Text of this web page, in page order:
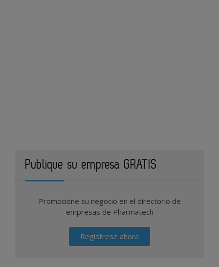
Publique su empresa GRATIS
Promocione su negocio en el directorio de
empresas de Pharmatech
Regístrese ahora